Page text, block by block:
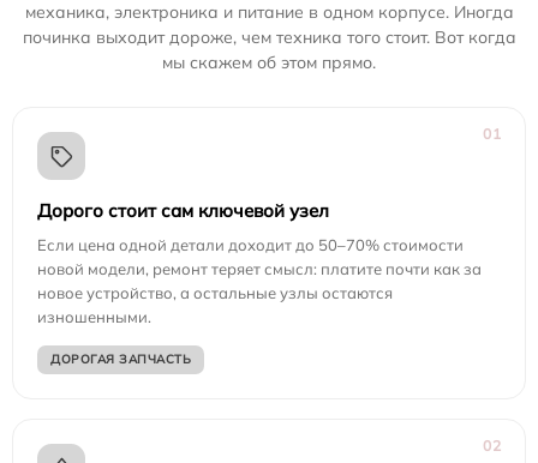
механика, электроника и питание в одном корпусе. Иногда
починка выходит дороже, чем техника того стоит. Вот когда
мы скажем об этом прямо.
01
Дорого стоит сам ключевой узел
Если цена одной детали доходит до 50–70% стоимости
новой модели, ремонт теряет смысл: платите почти как за
новое устройство, а остальные узлы остаются
изношенными.
ДОРОГАЯ ЗАПЧАСТЬ
02